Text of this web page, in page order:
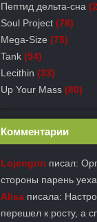
Пептид дельта-сна
Soul Project (78)
Mega-Size (75)
Tank (54)
Lecithin (33)
Up Your Mass (80)
Комментарии
Lojengrin писал:
стороны парень
Alisa писала:
перешел к росту, а